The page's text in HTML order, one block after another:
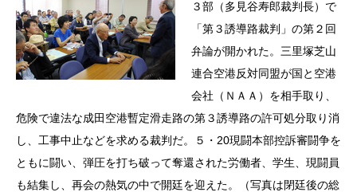
３部（多見谷寿郎裁判長）で
「第３誘導路裁判」の第２回
弁論が開かれた。三里塚芝山
連合空港反対同盟が国と空港
会社（ＮＡＡ）を相手取り、
危険で違法な成田空港暫定滑走路の第３誘導路の許可処分取り消
し、工事中止などを求める裁判だ。５・20現闘本部控訴審闘争を
ともに闘い、弾圧を打ち破って奪還された労働者、学生、現闘員
も結集し、再会の熱気の中で開廷を迎えた。（写真は閉廷後の総